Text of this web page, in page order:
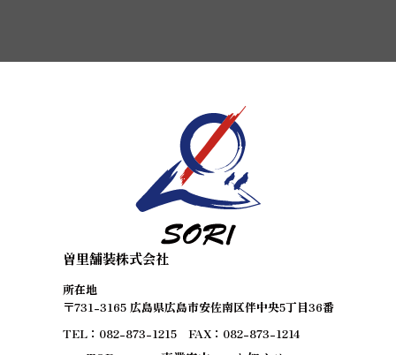
曽里舗装株式会社
所在地
〒731-3165 広島県広島市安佐南区伴中央5丁目36番
TEL：082-873-1215 FAX：082-873-1214